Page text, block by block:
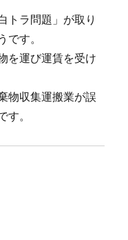
トラ問題」が取り
です。
を運び運賃を受け
物収集運搬業が誤
す。